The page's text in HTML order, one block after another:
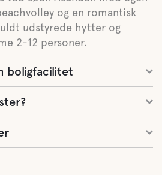
og en romantisk
udstyrede hytter og
2-12 personer.
boligfacilitet